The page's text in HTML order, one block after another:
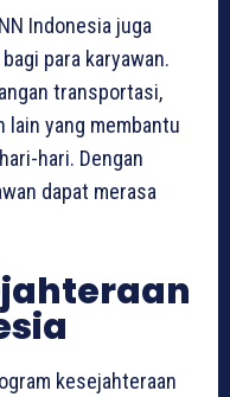
Indonesia juga
para karyawan.
transportasi,
lain yang membantu
hari. Dengan
dapat merasa
kesejahteraan